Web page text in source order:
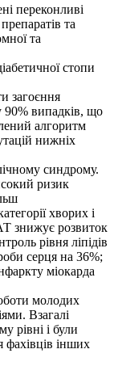
переконливі
та
та
стопи
загоєння
90% випадків, що
алгоритм
нижніх
синдрому.
ризик
хворих і
знижує розвиток
рівня ліпідів
серця на 36%;
міокарда
молодих
Взагалі
рівні і були
фахівців інших